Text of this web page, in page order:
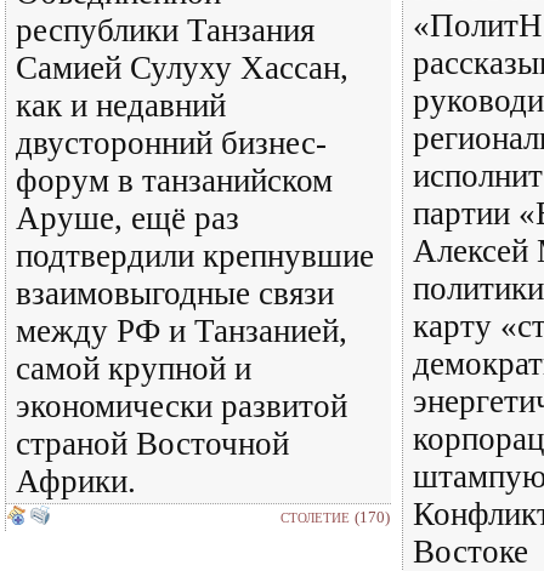
республики Танзания
Самией Сулуху Хассан,
как и недавний
двусторонний бизнес-
форум в танзанийском
Аруше, ещё раз
подтвердили крепнувшие
взаимовыгодные связи
между РФ и Танзанией,
самой крупной и
экономически развитой
страной Восточной
Африки.
СТОЛЕТИЕ (170)
партии
Алексей
карту
Востоке